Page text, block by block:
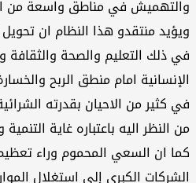
والتهميش في مناطق واسعة من
ويؤيد منتقدو هذا النظام ان
في ذلك التعليم والصحة والثقافة
الإنسانية امام منطق الربح
في كثير من الاحيان بقدرته
من النظر اليه باعتباره غاية
كما ان السعي المحموم وراء
الشركات الكبرى إلى استغلال